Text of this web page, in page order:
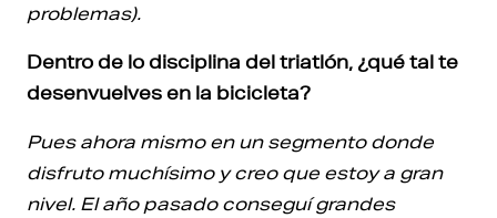
problemas).
Dentro de lo disciplina del triatlón, ¿qué tal te
desenvuelves en la bicicleta?
Pues ahora mismo en un segmento donde
disfruto muchísimo y creo que estoy a gran
nivel. El año pasado conseguí grandes